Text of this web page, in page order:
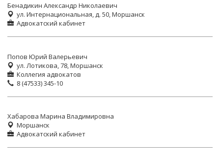
Бенадикин Александр Николаевич
ул. Интернациональная, д. 50, Моршанск
Адвокатский кабинет
Попов Юрий Валерьевич
ул. Лотикова, 78, Моршанск
Коллегия адвокатов
8 (47533) 345-10
Хабарова Марина Владимировна
Моршанск
Адвокатский кабинет